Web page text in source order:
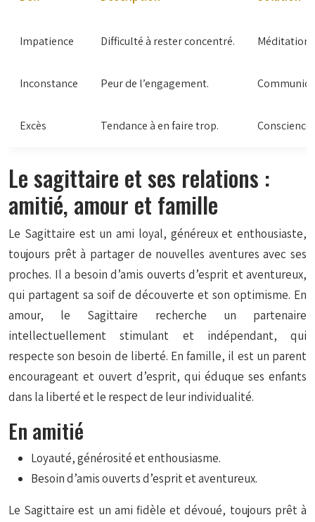
Impatience Difficulté à rester concentré.
Inconstance Peur de l’engagement.
Excès Tendance à en faire trop.
Le sagittaire et ses relations :
amitié, amour et famille
Le Sagittaire est un ami loyal, généreux et enthousiaste,
toujours prêt à partager de nouvelles aventures avec ses
proches. Il a besoin d’amis ouverts d’esprit et aventureux,
qui partagent sa soif de découverte et son optimisme. En
amour, le Sagittaire recherche un partenaire
intellectuellement stimulant et indépendant, qui
respecte son besoin de liberté. En famille, il est un parent
encourageant et ouvert d’esprit, qui éduque ses enfants
dans la liberté et le respect de leur individualité.
En amitié
Loyauté, générosité et enthousiasme.
Besoin d’amis ouverts d’esprit et aventureux.
Le Sagittaire est un ami fidèle et dévoué, toujours prêt à